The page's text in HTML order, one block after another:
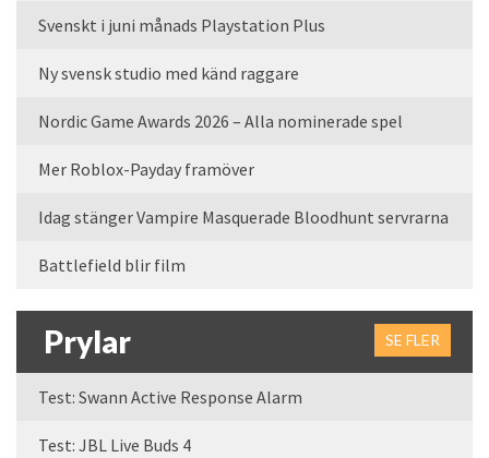
Svenskt i juni månads Playstation Plus
Ny svensk studio med känd raggare
Nordic Game Awards 2026 – Alla nominerade spel
Mer Roblox-Payday framöver
Idag stänger Vampire Masquerade Bloodhunt servrarna
Battlefield blir film
Prylar SE FLER
Test: Swann Active Response Alarm
Test: JBL Live Buds 4